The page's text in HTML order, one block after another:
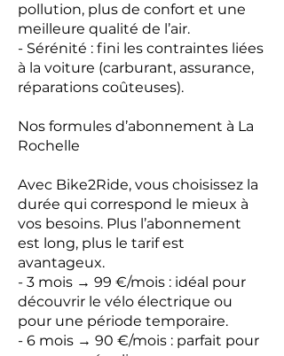
pollution, plus de confort et une
meilleure qualité de l’air.
- Sérénité : fini les contraintes liées
à la voiture (carburant, assurance,
réparations coûteuses).
Nos formules d’abonnement à La
Rochelle
Avec Bike2Ride, vous choisissez la
durée qui correspond le mieux à
vos besoins. Plus l’abonnement
est long, plus le tarif est
avantageux.
- 3 mois → 99 €/mois : idéal pour
découvrir le vélo électrique ou
pour une période temporaire.
- 6 mois → 90 €/mois : parfait pour